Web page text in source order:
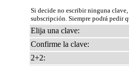
Si decide no escribir ninguna
subscripción. Siempre podrá pedir
Elija una clave:
Confirme la clave:
2+2: